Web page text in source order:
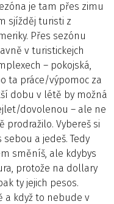
je tam přes zimu
sjížděj turisti z
Přes sezónu
v turistickejch
– pokojská,
ta práce/výpomoc za
dobu v létě by možná
dovolenou – ale ne
prodražilo. Vybereš si
a jedeš. Tedy
směníš, ale kdybys
protože na dollary
ty jejich pesos.
a když to nebude v